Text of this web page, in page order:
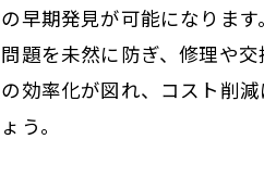
早期発見が可能になりま
題を未然に防ぎ、修理や
効率化が図れ、コスト削
う。